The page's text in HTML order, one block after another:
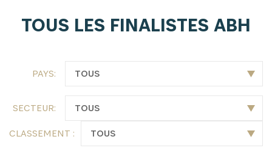
TOUS LES FINALISTES ABH
PAYS:
SECTEUR:
CLASSEMENT :